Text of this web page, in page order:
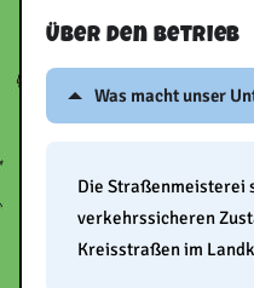
Über den Betrieb
Was macht unser
Die Straßenmeisterei
verkehrssicheren
Kreisstraßen im